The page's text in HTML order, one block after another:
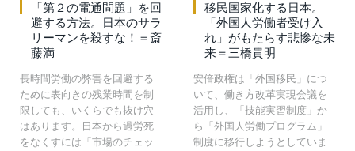
「第２の電通問題」を回
避する方法。日本のサラ
リーマンを殺すな！＝斎
藤満
長時間労働の弊害を回避する
ために表向きの残業時間を制
限しても、いくらでも抜け穴
はあります。日本から過労死
をなくすには「市場のチェッ
移民国家化する日本。
「外国人労働者受け入
れ」がもたらす悲惨な未
来＝三橋貴明
安倍政権は「外国移民」につ
いて、働き方改革実現会議を
活用し、「技能実習制度」か
ら「外国人労働プログラム」
制度に移行しようとしていま